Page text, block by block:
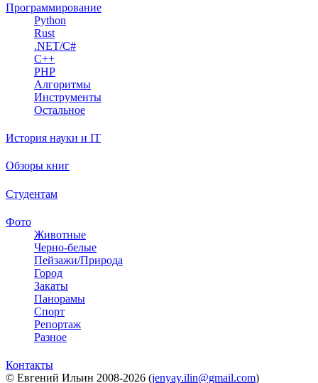
Программирование
Python
Rust
.NET/C#
C++
PHP
Алгоритмы
Инструменты
Остальное
История науки и IT
Обзоры книг
Студентам
Фото
Животные
Черно-белые
Пейзажи/Природа
Город
Закаты
Панорамы
Спорт
Репортаж
Разное
Контакты
© Евгений Ильин 2008-2026 (jenyay.ilin@gmail.com)